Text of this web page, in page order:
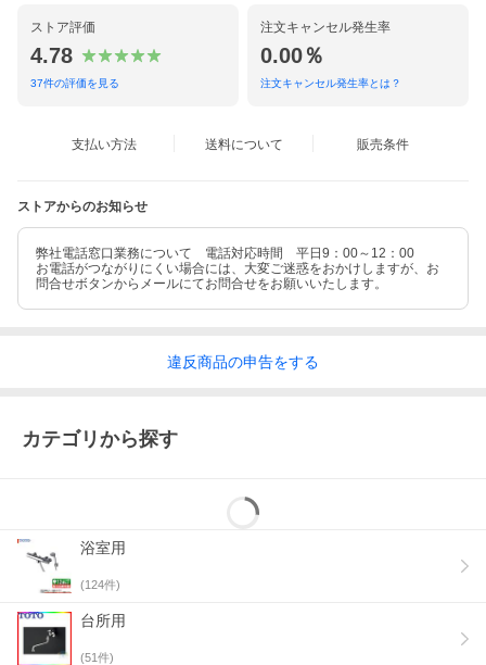
ストア評価
4.78
37件の評価を見る
注文キャンセル発生率
0.00％
注文キャンセル発生率とは？
支払い方法 送料について 販売条件
ストアからのお知らせ
弊社電話窓口業務について 電話対応時間 平日9：00～12：00
お電話がつながりにくい場合には、大変ご迷惑をおかけしますが、お
問合せボタンからメールにてお問合せをお願いいたします。
違反商品の申告をする
カテゴリから探す
浴室用
(124件)
台所用
(51件)